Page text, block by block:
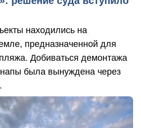
находились на
предназначенной для
Добиваться демонтажа
была вынуждена через